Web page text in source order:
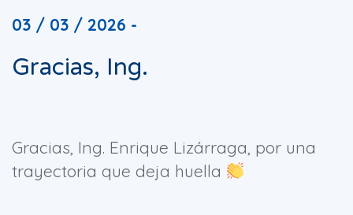
03 / 03 / 2026 -
Gracias, Ing.
Gracias, Ing. Enrique Lizárraga, por una
trayectoria que deja huella